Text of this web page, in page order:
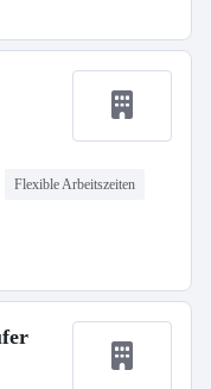
Flexible Arbeitszeiten